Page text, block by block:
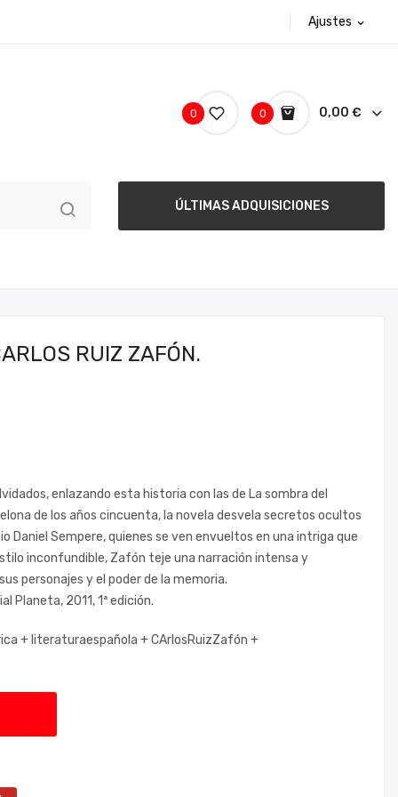
Ajustes expand_more
0 0,00 €
0
ÚLTIMAS ADQUISICIONES
RUIZ ZAFÓN.
enlazando esta historia con las de La sombra del
de los años cincuenta, la novela desvela secretos ocultos
Daniel Sempere, quienes se ven envueltos en una intriga que
inconfundible, Zafón teje una narración intensa y
personajes y el poder de la memoria.
Planeta, 2011, 1ª edición.
+ literaturaespañola +CArlosRuizZafón +